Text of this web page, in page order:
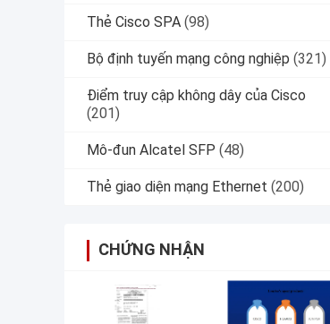
Thẻ Cisco SPA (98)
Bộ định tuyến mạng công nghiệp (321)
Điểm truy cập không dây của Cisco
(201)
Mô-đun Alcatel SFP (48)
Thẻ giao diện mạng Ethernet (200)
CHỨNG NHẬN